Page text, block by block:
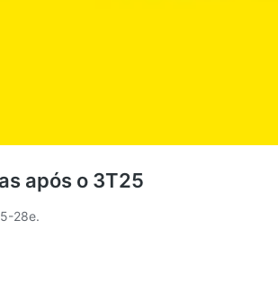
após o 3T25
28e.